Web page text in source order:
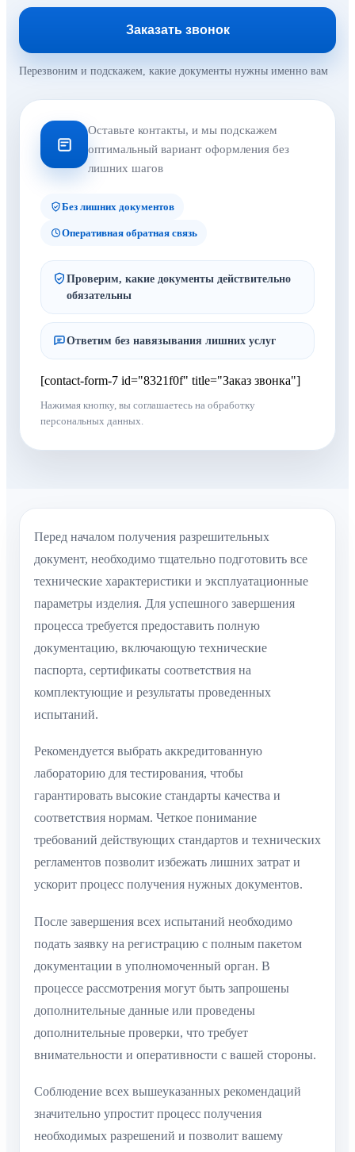
Заказать звонок
Перезвоним и подскажем, какие документы нужны именно вам
Оставьте контакты, и мы подскажем
оптимальный вариант оформления без
лишних шагов
Без лишних документов
Оперативная обратная связь
Проверим, какие документы действительно
обязательны
Ответим без навязывания лишних услуг
[contact-form-7 id="8321f0f" title="Заказ звонка"]
Нажимая кнопку, вы соглашаетесь на обработку
персональных данных.
Перед началом получения разрешительных
документ, необходимо тщательно подготовить все
технические характеристики и эксплуатационные
параметры изделия. Для успешного завершения
процесса требуется предоставить полную
документацию, включающую технические
паспорта, сертификаты соответствия на
комплектующие и результаты проведенных
испытаний.
Рекомендуется выбрать аккредитованную
лабораторию для тестирования, чтобы
гарантировать высокие стандарты качества и
соответствия нормам. Четкое понимание
требований действующих стандартов и технических
регламентов позволит избежать лишних затрат и
ускорит процесс получения нужных документов.
После завершения всех испытаний необходимо
подать заявку на регистрацию с полным пакетом
документации в уполномоченный орган. В
процессе рассмотрения могут быть запрошены
дополнительные данные или проведены
дополнительные проверки, что требует
внимательности и оперативности с вашей стороны.
Соблюдение всех вышеуказанных рекомендаций
значительно упростит процесс получения
необходимых разрешений и позволит вашему